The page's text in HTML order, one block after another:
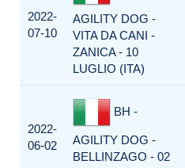
2022-
07-10
AGILITY DOG -
VITA DA CANI -
ZANICA - 10
LUGLIO (ITA)
2022-
06-02
BH -
AGILITY DOG -
BELLINZAGO - 02